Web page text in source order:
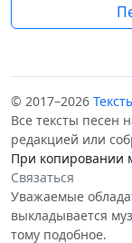
© 2017–2026
Все тексты песен
редакцией или
При копировании
Связаться
Уважаемые
выкладывается
тому подобное.